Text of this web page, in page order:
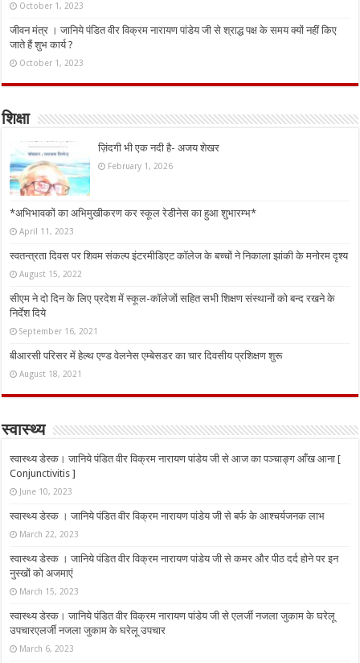
October 1, 2023
जीवन मंत्र । जानिये पंडित वीर विक्रम नारायण पांडेय जी से श्राद्ध पक्ष के समय क्यों नहीं किए
जाते हैं शुभ कार्य ?
October 1, 2023
शिक्षा
ज़िंदगी भी एक नदी है- अजय शेखर
February 1, 2026
*अभिभावकों का अभिमुखीकरण कर स्कूल रेडीनेस का हुआ शुभारम्भ*
April 11, 2023
स्वतन्त्रता दिवस पर शिवम संकल्प इंटरमीडिएट कॉलेज के बच्चों ने निकाला झांकी के मनोरम दृश्य
August 15, 2022
सीएम ने दो दिन के लिए प्रदेश में स्कूल-कॉलेजों सहित सभी शिक्षण संस्थानों को बन्द रखने के
निर्देश दिये
September 16, 2021
बीआरसी परिसर में हेल्थ एण्ड वेलनेस एम्बेसडर का चार दिवसीय प्रशिक्षण शुरू
August 18, 2021
स्वास्थ्य
स्वास्थ्य डेस्क। जानिये पंडित वीर विक्रम नारायण पांडेय जी से आज का पञ्चाङ्ग आँख आना [
Conjunctivitis ]
June 10, 2023
स्वास्थ्य डेस्क । जानिये पंडित वीर विक्रम नारायण पांडेय जी से बर्फ के आश्चर्यजनक लाभ
March 22, 2023
स्वास्थ्य डेस्क । जानिये पंडित वीर विक्रम नारायण पांडेय जी से कमर और पीठ दर्द होने पर इन
नुस्‍खों को अजमाएं
March 15, 2023
स्वास्थ्य डेस्क। जानिये पंडित वीर विक्रम नारायण पांडेय जी से एलर्जी नजला जुकाम के घरेलू
उपचारएलर्जी नजला जुकाम के घरेलू उपचार
March 6, 2023